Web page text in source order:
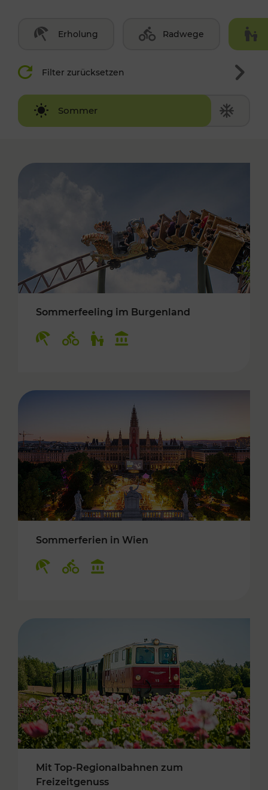
Erholung Radwege
Filter zurücksetzen
Sommer
Winter
Sommerfeeling im Burgenland
Sommerferien in Wien
Mit Top-Regionalbahnen zum
Freizeitgenuss